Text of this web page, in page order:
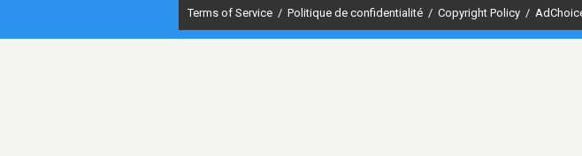
Terms of Service / Politique de confidentialité / Copyright Policy /